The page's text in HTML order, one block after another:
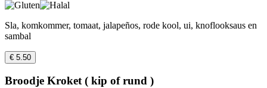
Sla, komkommer, tomaat, jalapeños, rode kool, ui, knoflooksaus en
sambal
€ 5.50
Broodje Kroket ( kip of rund )